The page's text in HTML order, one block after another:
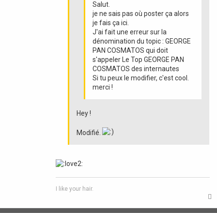
Salut.
je ne sais pas où poster ça alors
je fais ça ici.
J'ai fait une erreur sur la
dénomination du topic : GEORGE
PAN COSMATOS qui doit
s'appeler Le Top GEORGE PAN
COSMATOS des internautes
Si tu peux le modifier, c'est cool.
merci !
Hey !
Modifié.
I like your hair.